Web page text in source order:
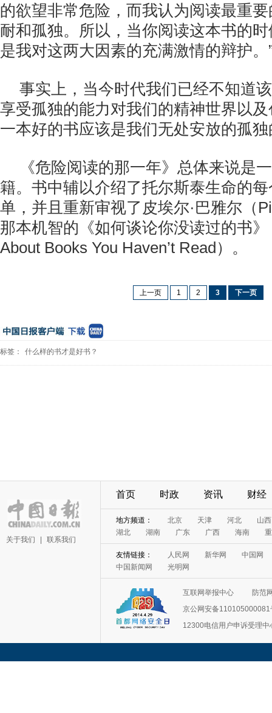
的欲望非常危险，而我认为阅读最重
耐和孤独。所以，当你阅读这本书的
是我对这两大因素的充满激情的辩护。
事实上，当今时代我们已经不知道
享受孤独的能力对我们的精神世界以
一本好的书应该是我们无处安放的孤
《危险阅读的那一年》总体来说是
籍。书中辅以介绍了托尔斯泰生命的
单，并且重新审视了皮埃尔·巴雅尔（
那本机智的《如何谈论你没读过的书
About Books You Haven’t Read）。
上一页 1 2 3 下一页
标签： 什么样的书才是好书？
关于我们 联系我们
首页 时政 资讯 财经
地方频道： 北京 天津 河北
山西
湖北
湖南 广东 广西 海南
友情链接： 人民网 新华网
中国网
中国新闻网
光明网
互联网举报中心
防范
京公网安备110105000081
12300电信用户申诉受理中